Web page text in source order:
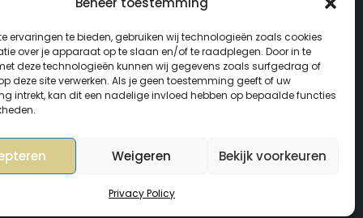
ervaringen te bieden, gebruiken wij technologieën zoals cookies
over je apparaat op te slaan en/of te raadplegen. Door in te
deze technologieën kunnen wij gegevens zoals surfgedrag of
deze site verwerken. Als je geen toestemming geeft of uw
intrekt, kan dit een nadelige invloed hebben op bepaalde functies
Weigeren Bekijk voorkeuren
Privacy Policy